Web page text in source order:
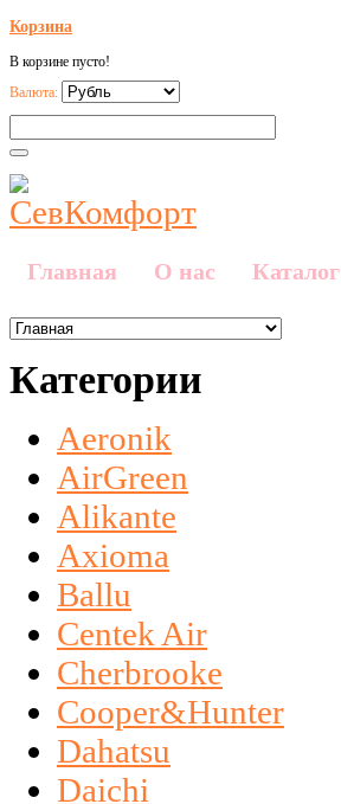
Корзина
В корзине пусто!
Валюта:
Главная О нас Каталог
Категории
Aeronik
AirGreen
Alikante
Axioma
Ballu
Centek Air
Cherbrooke
Cooper&Hunter
Dahatsu
Daichi